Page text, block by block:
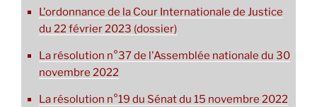
L'ordonnance de la Cour Internationale de Justice
du 22 février 2023 (dossier)
La résolution n°37 de l'Assemblée nationale du 30
novembre 2022
La résolution n°19 du Sénat du 15 novembre 2022